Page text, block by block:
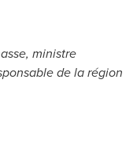
ministre
de la région